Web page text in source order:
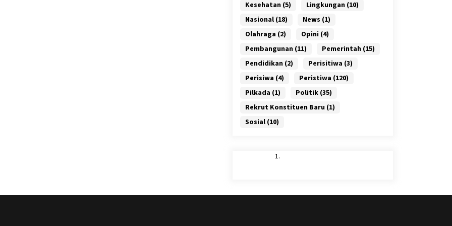
Kesehatan (5) Lingkungan (10)
Nasional (18) News (1)
Olahraga (2) Opini (4)
Pembangunan (11) Pemerintah (15)
Pendidikan (2) Perisitiwa (3)
Perisiwa (4) Peristiwa (120)
Pilkada (1) Politik (35)
Rekrut Konstituen Baru (1)
Sosial (10)